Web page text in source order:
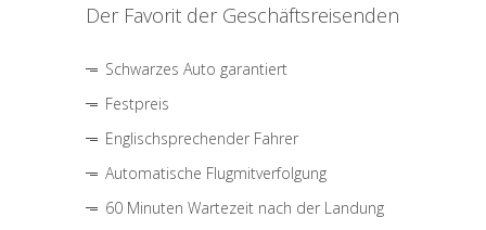
Der Favorit der Geschäftsreisenden
Schwarzes Auto garantiert
Festpreis
Englischsprechender Fahrer
Automatische Flugmitverfolgung
60 Minuten Wartezeit nach der Landung